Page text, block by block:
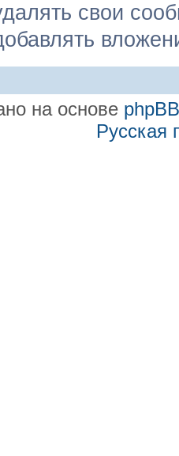
свои
на основе phpBB
Русская